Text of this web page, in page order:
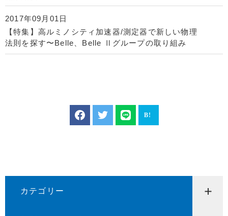
カテゴリー
2017年09月01日
【特集】高ルミノシティ加速器/測定器で新しい物理
法則を探す〜Belle、Belle Ⅱグループの取り組み